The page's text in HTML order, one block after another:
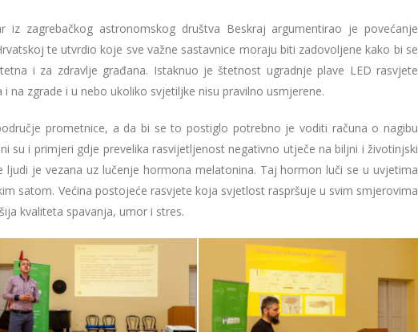
iz zagrebačkog astronomskog društva Beskraj argumentirao je povećanje
te utvrdio koje sve važne sastavnice moraju biti zadovoljene kako bi se
i za zdravlje građana. Istaknuo je štetnost ugradnje plave LED rasvjete
na zgrade i u nebo ukoliko svjetiljke nisu pravilno usmjerene.
prometnice, a da bi se to postiglo potrebno je voditi računa o nagibu
su i primjeri gdje prevelika rasvijetljenost negativno utječe na biljni i životinjski
ljudi je vezana uz lučenje hormona melatonina. Taj hormon luči se u uvjetima
satom. Većina postojeće rasvjete koja svjetlost raspršuje u svim smjerovima
kvaliteta spavanja, umor i stres.